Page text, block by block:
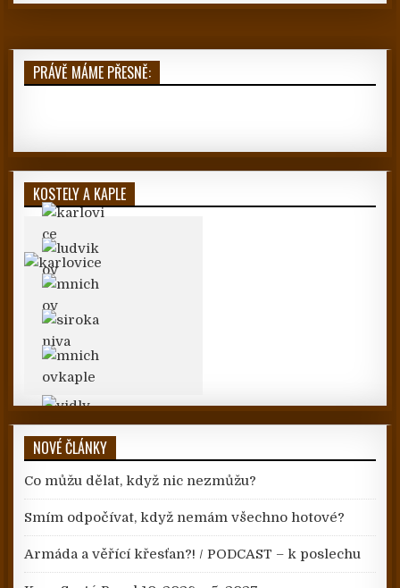
PRÁVĚ MÁME PŘESNĚ:
KOSTELY A KAPLE
NOVÉ ČLÁNKY
Co můžu dělat, když nic nezmůžu?
Smím odpočívat, když nemám všechno hotové?
Armáda a věřící křesťan?! / PODCAST – k poslechu